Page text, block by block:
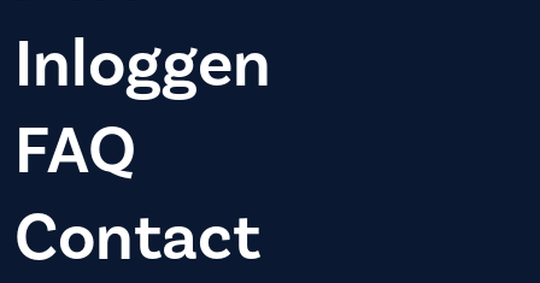
Inloggen
FAQ
Contact